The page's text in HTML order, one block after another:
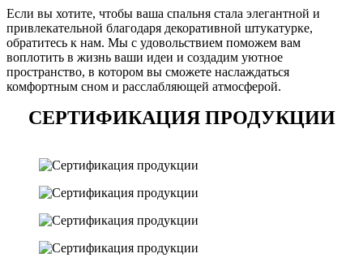
Если вы хотите, чтобы ваша спальня стала элегантной и
привлекательной благодаря декоративной штукатурке,
обратитесь к нам. Мы с удовольствием поможем вам
воплотить в жизнь ваши идеи и создадим уютное
пространство, в котором вы сможете наслаждаться
комфортным сном и расслабляющей атмосферой.
СЕРТИФИКАЦИЯ ПРОДУКЦИИ